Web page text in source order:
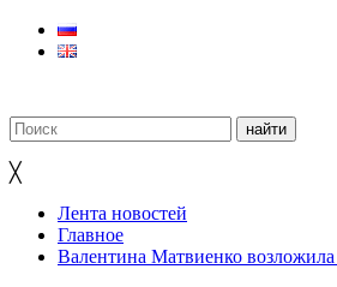
╳
Лента новостей
Главное
Валентина Матвиенко